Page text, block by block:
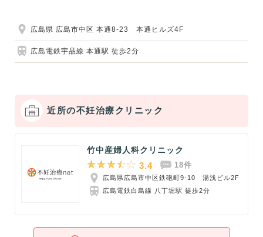
広島県 広島市中区 本通8-23 本通ヒルズ4F
広島電鉄宇品線 本通駅 徒歩2分
近所の不妊治療クリニック
竹中産婦人科クリニック
3.4 18件
広島県広島市中区鉄砲町9-10 湯浅ビル2F
広島電鉄白島線 八丁堀駅 徒歩2分